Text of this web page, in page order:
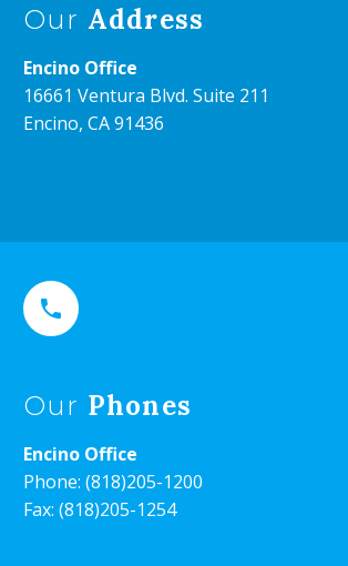
Our Address
Encino Office
16661 Ventura Blvd. Suite 211
Encino, CA 91436


Our Phones
Encino Office
Phone: (818)205-1200
Fax: (818)205-1254